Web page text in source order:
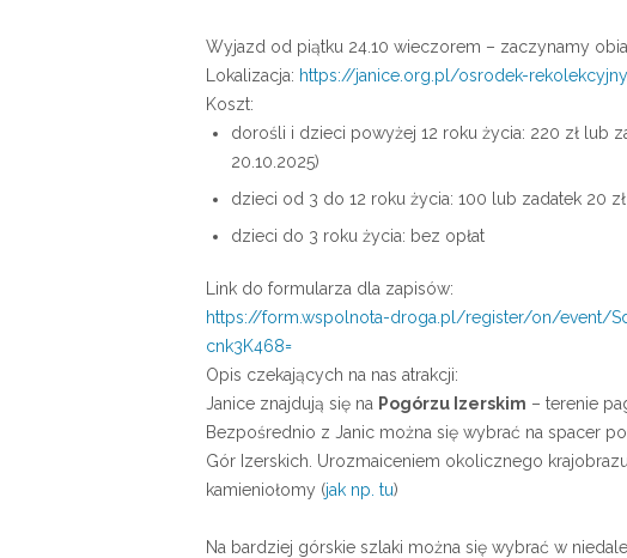
Wyjazd od piątku 24.10 wieczorem – zaczynamy
Lokalizacja: https://janice.org.pl/osrodek-
Koszt:
dorośli i dzieci powyżej 12 roku życia: 220 zł lub
20.10.2025)
dzieci od 3 do 12 roku życia: 100 lub zadatek 20
dzieci do 3 roku życia: bez opłat
Link do formularza dla zapisów:
https://form.wspolnota-droga. pl/register/on/event/
cnk3K468=
Opis czekających na nas atrakcji:
Janice znajdują się na Pogórzu Izerskim – terenie
Bezpośrednio z Janic można się wybrać na spacer
Gór Izerskich. Urozmaiceniem okolicznego
kamieniołomy (jak np. tu)
Na bardziej górskie szlaki można się wybrać w